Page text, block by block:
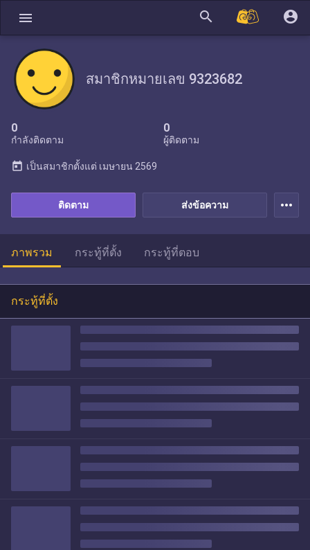
menu search account_circle
สมาชิกหมายเลข 9323682
0
กำลังติดตาม
0
ผู้ติดตาม
ส่งข้อความ
ติดตาม
today เป็นสมาชิกตั้งแต่ เมษายน 2569
more_horiz
ภาพรวม กระทู้ที่ตั้ง กระทู้ที่ตอบ
กระทู้ที่ตั้ง